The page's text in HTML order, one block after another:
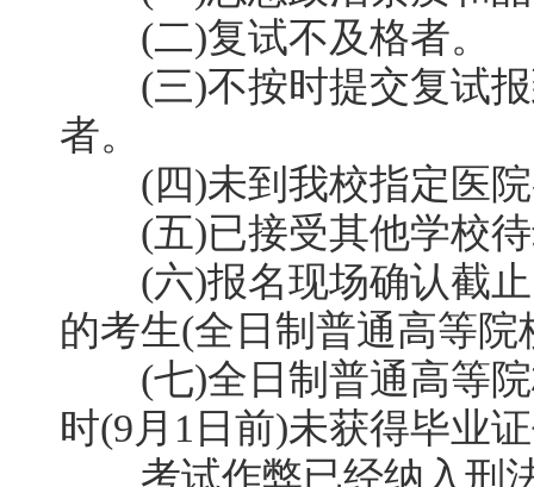
(二)复试不及格者。
(三)不按时提交复试报
者。
(四)未到我校指定医院
(五)已接受其他学校待
(六)报名现场确认截止
的考生(全日制普通高等
(七)全日制普通高等院
时(9月1日前)未获得毕业
考试作弊已经纳入刑法